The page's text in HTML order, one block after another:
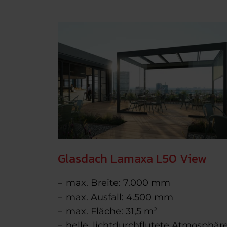
Glasdach Lamaxa L50 View
max. Breite: 7.000 mm
max. Ausfall: 4.500 mm
max. Fläche: 31,5 m²